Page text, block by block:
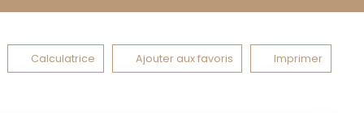
Calculatrice Ajouter aux favoris Imprimer